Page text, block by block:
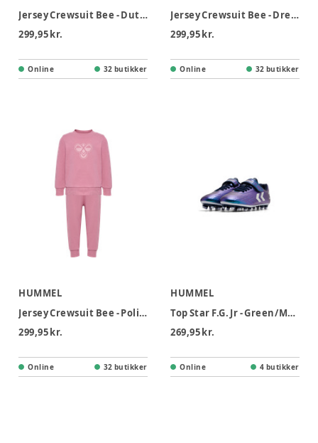
Jersey Crewsuit Bee - Dutch Blue
299,95 kr.
Online 32 butikker
Jersey Crewsuit Bee - Dress Blue
299,95 kr.
Online 32 butikker
HUMMEL
Jersey Crewsuit Bee - Polignac
299,95 kr.
Online 32 butikker
HUMMEL
Top Star F.G. Jr - Green/Multi colour
269,95 kr.
Online 4 butikker